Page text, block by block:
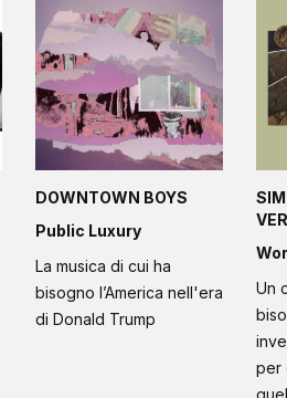
DOWNTOWN BOYS
Public Luxury
La musica di cui ha
bisogno l’America nell'era
di Donald Trump
Un
per